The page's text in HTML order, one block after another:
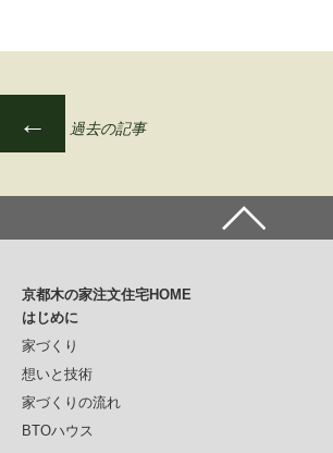
投
ビ
ゲ
ー
シ
ョ
ン
← 過去の記事
京都木の家注文住宅HOME
はじめに
家づくり
想いと技術
家づくりの流れ
BTOハウス